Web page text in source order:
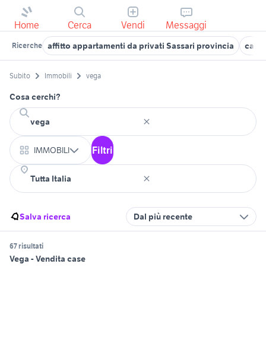
Home Cerca Vendi Messaggi
Ricerche affitto appartamenti da privati Sassari provincia case
Subito Immobili vega
Cosa cerchi?
IMMOBILI Filtri
Salva ricerca Dal più recente
67 risultati
Vega - Vendita case